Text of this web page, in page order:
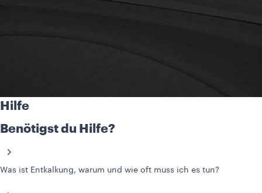
Hilfe
Benötigst du Hilfe?
Was ist Entkalkung, warum und wie oft muss ich es tun?